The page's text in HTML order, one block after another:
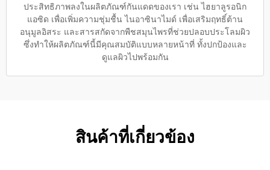
ประสิทธิภาพลงในผลิตภัณฑ์กันแดดของเรา เช่น ไฮยาลูรอนิก
แอซิด เพื่อเพิ่มความชุ่มชื้น ไนอาซินาไมด์ เพื่อเสริมฤทธิ์ต้าน
อนุมูลอิสระ และสารสกัดจากพืชสมุนไพรที่ช่วยปลอบประโลมผิว
ซึ่งทำให้ผลิตภัณฑ์นี้มีคุณสมบัติแบบหลายหน้าที่ ทั้งปกป้องและ
ดูแลผิวไปพร้อมกัน
สินค้าที่เกี่ยวข้อง